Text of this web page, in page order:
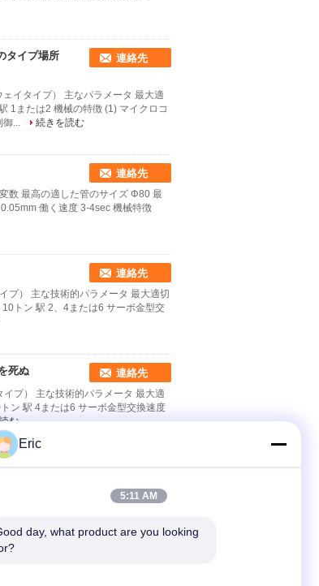
タイプ場所
連絡先
イタイプ） 主なパラメータ 最大適
1または2 機械の特徴 (1) マイクロコ
御...
続きを読む
連絡先
数 最高の適した管のサイズ Φ80 最
働く速度 3-4sec 機械特徴
連絡先
プ） 主な技術的パラメータ 最大適切
トン 駅 2、4または6 サーボ金型交
死ぬ 連絡先
プ） 主な技術的パラメータ 最大適
ン 駅 4または6 サーボ金型交換速度
む
業管の端は
ーク 160mm 油圧パワー 20トン 駅 4
制御、油圧駆動、安定稼働 (2) タ
Eric
5:11 AM
day, what product are you looking